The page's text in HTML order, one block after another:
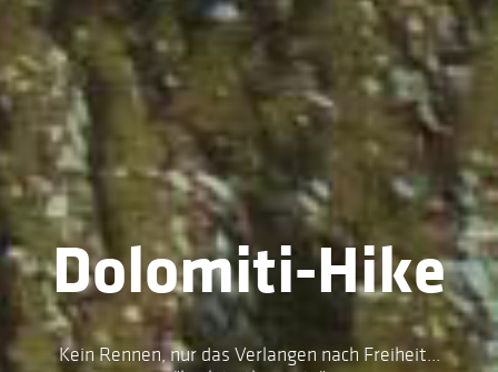
Dolomiti-Hike
Kein Rennen, nur das Verlangen nach Freiheit...